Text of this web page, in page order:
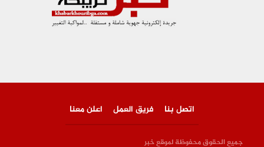
اتصل بنا فريق العمل اعلن معنا
جميع الحقوق محفوظة لموقع خبر